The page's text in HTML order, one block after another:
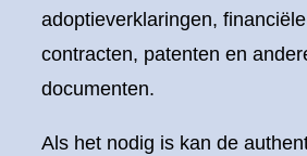
adoptieverklaringen,
contracten, patenten en
documenten.
Als het nodig is kan de